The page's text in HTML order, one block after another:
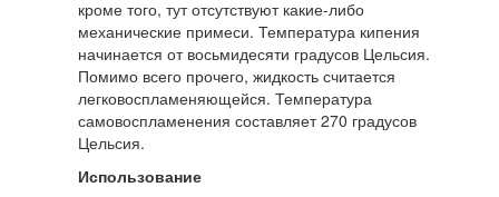
кроме того, тут отсутствуют какие-либо
механические примеси. Температура кипения
начинается от восьмидесяти градусов Цельсия.
Помимо всего прочего, жидкость считается
легковоспламеняющейся. Температура
самовоспламенения составляет 270 градусов
Цельсия.
Использование